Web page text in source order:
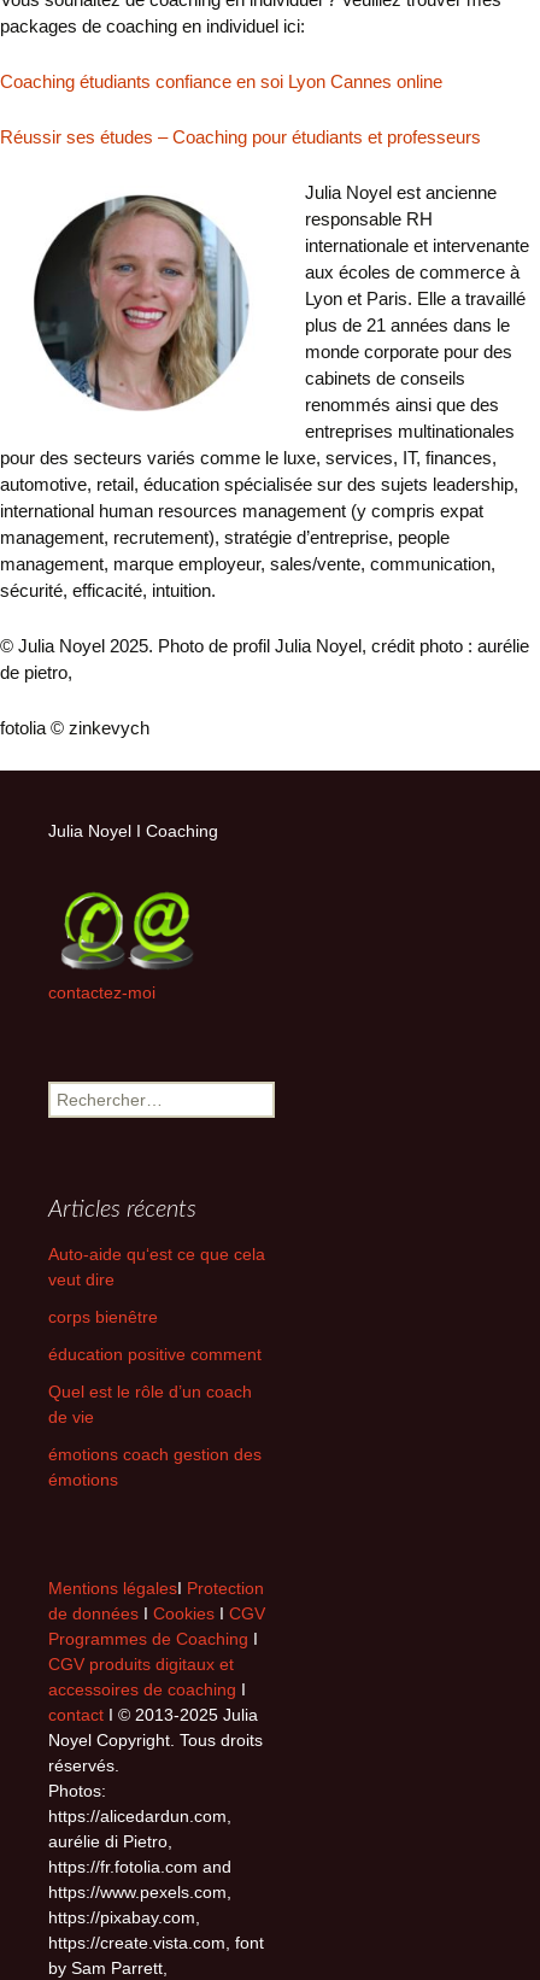
packages de coaching en individuel ici:
Coaching étudiants confiance en soi Lyon Cannes online
Réussir ses études – Coaching pour étudiants et professeurs
Julia Noyel est ancienne
responsable RH
internationale et intervenante
aux écoles de commerce à
Lyon et Paris. Elle a travaillé
plus de 21 années dans le
monde corporate pour des
cabinets de conseils
renommés ainsi que des
entreprises multinationales
pour des secteurs variés comme le luxe, services, IT, finances,
automotive, retail, éducation spécialisée sur des sujets leadership,
international human resources management (y compris expat
management, recrutement), stratégie d’entreprise, people
management, marque employeur, sales/vente, communication,
sécurité, efficacité, intuition.
© Julia Noyel 2025. Photo de profil Julia Noyel, crédit photo : aurélie
de pietro,
fotolia © zinkevych
Julia Noyel I Coaching
contactez-moi
Rechercher :
Articles récents
Auto-aide qu‘est ce que cela
veut dire
corps bienêtre
éducation positive comment
Quel est le rôle d’un coach
de vie
émotions coach gestion des
émotions
Mentions légalesI Protection
de données I Cookies I CGV
Programmes de Coaching I
CGV produits digitaux et
accessoires de coaching I
contact I © 2013-2025 Julia
Noyel Copyright. Tous droits
réservés.
Photos:
https://alicedardun.com,
aurélie di Pietro,
https://fr.fotolia.com and
https://www.pexels.com,
https://pixabay.com,
https://create.vista.com, font
by Sam Parrett,